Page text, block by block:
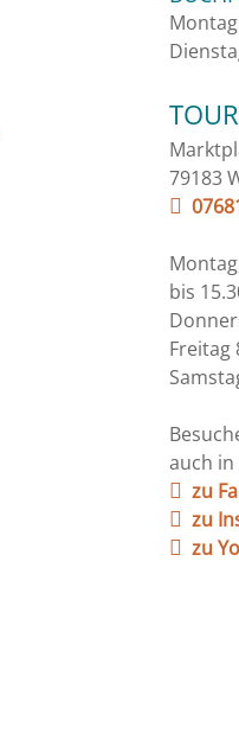
79183
bis
Freitag
auch in
zu
zu
zu